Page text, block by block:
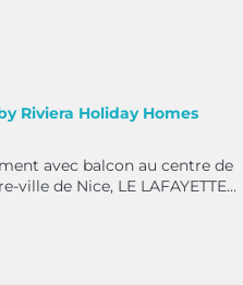
Riviera Holiday Homes
avec balcon au centre de
ville de Nice, LE LAFAYETTE...